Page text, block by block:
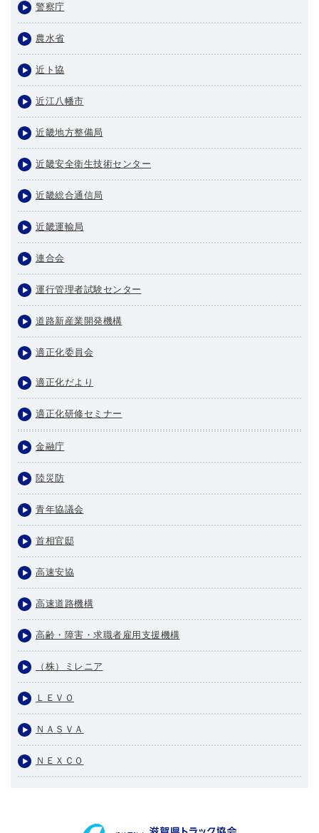
警察庁
農水省
近ト協
近江八幡市
近畿地方整備局
近畿安全衛生技術センター
近畿総合通信局
近畿運輸局
連合会
運行管理者試験センター
道路新産業開発機構
適正化委員会
適正化だより
適正化研修セミナー
金融庁
陸災防
青年協議会
首相官邸
高速安協
高速道路機構
高齢・障害・求職者雇用支援機構
（株）ミレニア
ＬＥＶＯ
ＮＡＳＶＡ
ＮＥＸＣＯ